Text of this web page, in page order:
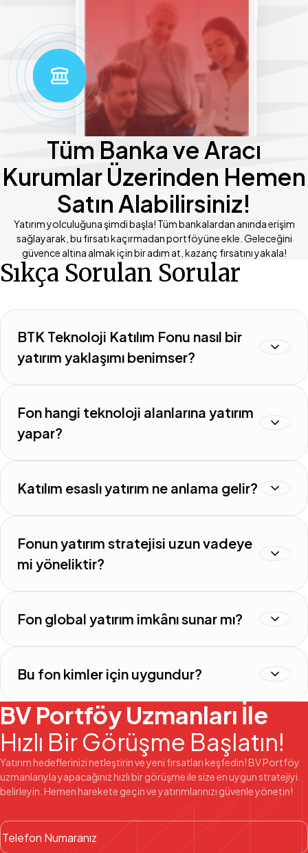
Tüm Banka ve Aracı
Kurumlar Üzerinden Hemen
Satın Alabilirsiniz!
Yatırım yolculuğuna şimdi başla! Tüm bankalardan anında erişim
sağlayarak, bu fırsatı kaçırmadan portföyüne ekle. Geleceğini
güvence altına almak için bir adım at, kazanç fırsatını yakala!
Sıkça Sorulan Sorular
BTK Teknoloji Katılım Fonu nasıl bir
yatırım yaklaşımı benimser?
Fon hangi teknoloji alanlarına yatırım
yapar?
Katılım esaslı yatırım ne anlama gelir?
Fonun yatırım stratejisi uzun vadeye
mi yöneliktir?
Fon global yatırım imkânı sunar mı?
Bu fon kimler için uygundur?
BV Portföy Uzmanları İle
Hızlı Bir Görüşme Başlatın!
Yatırım hedeflerinizi netleştirin ve yeni fırsatları keşfedin! BV Portföy
uzmanlarıyla yapacağınız hızlı bir görüşme ile size en uygun stratejiyi
belirleyin. Hemen harekete geçin ve yatırımlarınızı güvenle yönetin!